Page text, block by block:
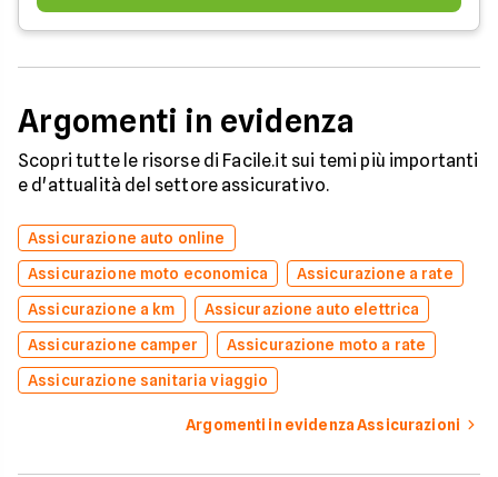
Argomenti in evidenza
Scopri tutte le risorse di Facile.it sui temi più importanti
e d'attualità del settore assicurativo.
Assicurazione auto online
Assicurazione moto economica
Assicurazione a rate
Assicurazione a km
Assicurazione auto elettrica
Assicurazione camper
Assicurazione moto a rate
Assicurazione sanitaria viaggio
Argomenti in evidenza Assicurazioni